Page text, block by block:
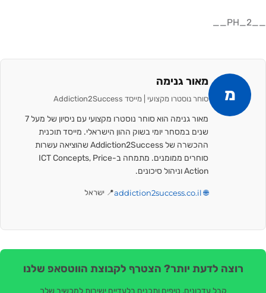
מ
מאור גנימה
סוחר נוסטרו מקצועי | מייסד Addiction2Success
מאור גנימה הוא סוחר נוסטרו מקצועי עם ניסיון של מעל 7
שנים במסחר יומי בשוק ההון הישראלי. מייסד תוכנית
ההכשרה של Addiction2Success שהוציאה עשרות
סוחרים ממומנים. מתמחה ב-ICT Concepts, Price
Action וניהול סיכונים.
📍 ישראל
רוצה לדעת יותר? הצטרף לקבוצת הווטסאפ שלנו
קבל עדכונים, טיפים ותכנים בלעדיים ישירות למכשיר שלך